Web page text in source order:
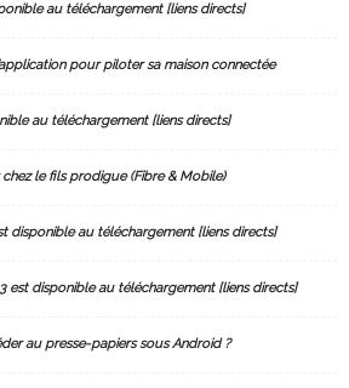
au téléchargement [liens directs]
pour piloter sa maison connectée
au téléchargement [liens directs]
le fils prodigue (Fibre & Mobile)
disponible au téléchargement [liens directs]
est disponible au téléchargement [liens directs]
au presse-papiers sous Android ?